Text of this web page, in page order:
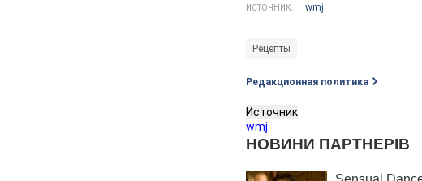
ИСТОЧНИК: wmj
Рецепты
Редакционная политика
Источник
wmj